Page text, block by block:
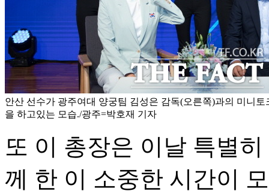
안산 선수가 광주여대 양궁팀 김성은 감독(오른쪽)과의 미니
을 하고있는 모습./광주=박호재 기자
또 이 총장은 이날 특별
께 한 이 소중한 시간이